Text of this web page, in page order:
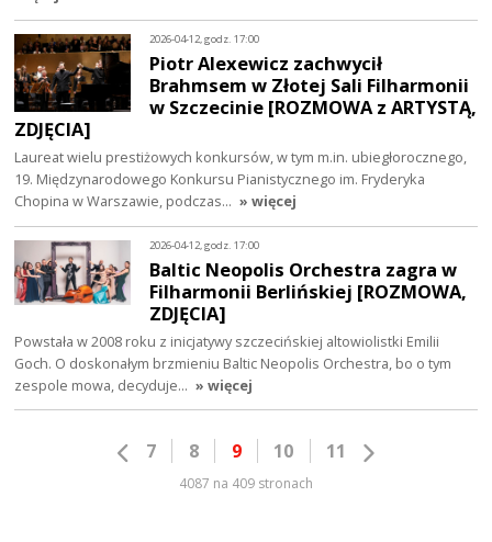
2026-04-12, godz. 17:00
Piotr Alexewicz zachwycił
Brahmsem w Złotej Sali Filharmonii
w Szczecinie [ROZMOWA z ARTYSTĄ,
ZDJĘCIA]
Laureat wielu prestiżowych konkursów, w tym m.in. ubiegłorocznego,
19. Międzynarodowego Konkursu Pianistycznego im. Fryderyka
Chopina w Warszawie, podczas… » więcej
2026-04-12, godz. 17:00
Baltic Neopolis Orchestra zagra w
Filharmonii Berlińskiej [ROZMOWA,
ZDJĘCIA]
Powstała w 2008 roku z inicjatywy szczecińskiej altowiolistki Emilii
Goch. O doskonałym brzmieniu Baltic Neopolis Orchestra, bo o tym
zespole mowa, decyduje… » więcej
7 8 9 10 11
4087 na 409 stronach